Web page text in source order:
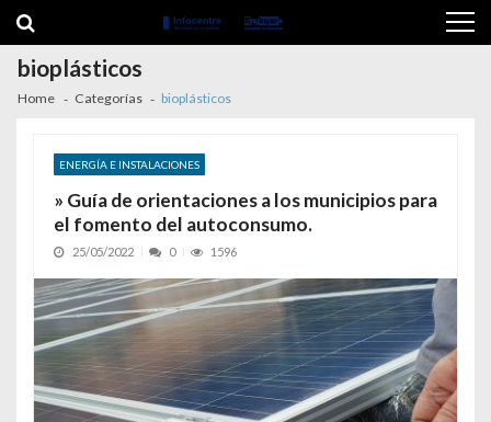
bioplásticos
Home Categorías bioplásticos
ENERGÍA E INSTALACIONES
» Guía de orientaciones a los municipios para
el fomento del autoconsumo.
25/05/2022 0 1596